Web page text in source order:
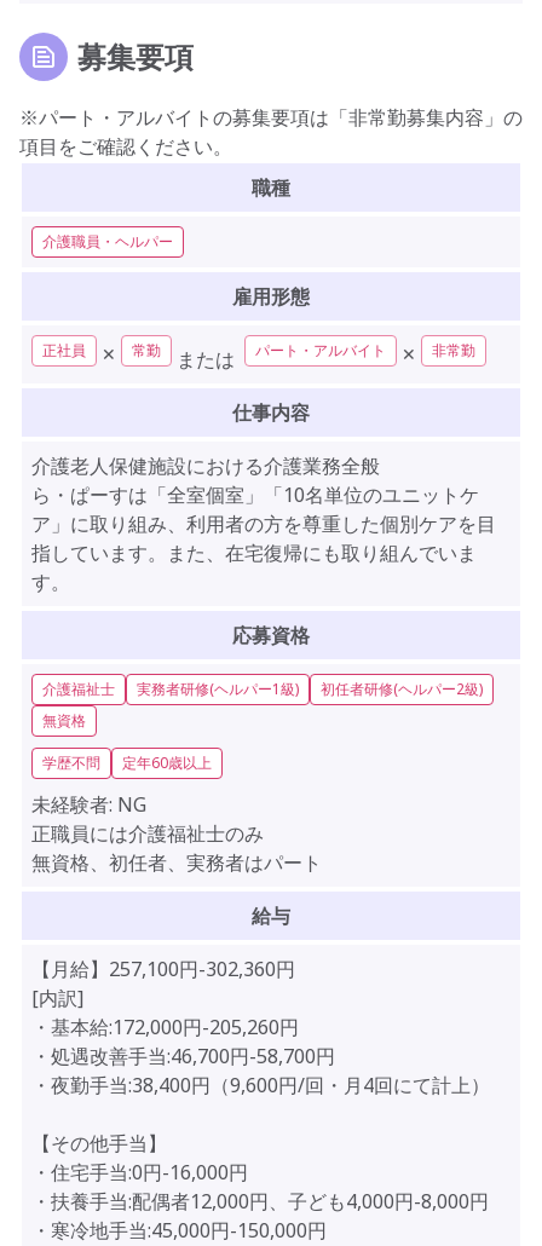
募集要項
※パート・アルバイトの募集要項は「非常勤募集内容」の
項目をご確認ください。
職種
介護職員・ヘルパー
雇用形態
正社員 ✕ 常勤 または パート・アルバイト ✕ 非常勤
仕事内容
介護老人保健施設における介護業務全般
ら・ぱーすは「全室個室」「10名単位のユニットケ
ア」に取り組み、利用者の方を尊重した個別ケアを目
指しています。また、在宅復帰にも取り組んでいま
す。
応募資格
介護福祉士 実務者研修(ヘルパー1級)
初任者研修(ヘルパー2級)
無資格
学歴不問 定年60歳以上
未経験者: NG
正職員には介護福祉士のみ
無資格、初任者、実務者はパート
給与
【月給】257,100円-302,360円
[内訳]
・基本給:172,000円-205,260円
・処遇改善手当:46,700円-58,700円
・夜勤手当:38,400円（9,600円/回・月4回にて計上）
【その他手当】
・住宅手当:0円-16,000円
・扶養手当:配偶者12,000円、子ども4,000円-8,000円
・寒冷地手当:45,000円-150,000円